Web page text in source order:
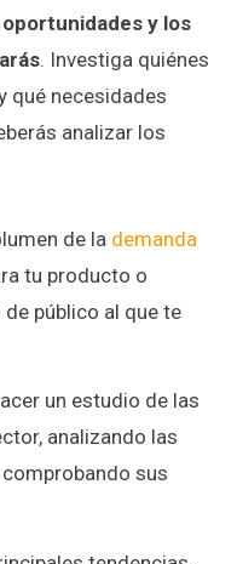
y los
. Investiga quiénes
qué necesidades
analizar los
de la demanda
tu producto o
público al que te
un estudio de las
analizando las
sus